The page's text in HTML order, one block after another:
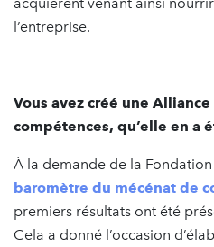
l’entreprise.
Vous avez créé une
compétences, qu’elle en a
À la demande de la Fondation
baromètre du mécénat de
premiers résultats ont été
Cela a donné l’occasion